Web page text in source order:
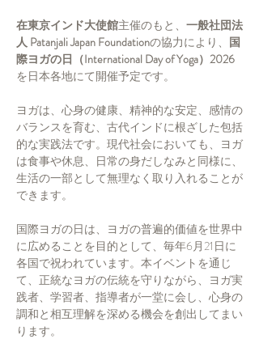
在東京インド大使館主催のもと、 一般社団法
人 Patanjali Japan Foundationの協力により、 国
際ヨガの日（International Day of Yoga）2026
を日本各地にて開催予定です。
ヨガは、心身の健康、精神的な安定、感情の
バランスを育む、古代インドに根ざした包括
的な実践法です。現代社会においても、ヨガ
は食事や休息、日常の身だしなみと同様に、
生活の一部として無理なく取り入れることが
できます。
国際ヨガの日は、ヨガの普遍的価値を世界中
に広めることを目的として、毎年6月21日に
各国で祝われています。本イベントを通じ
て、正統なヨガの伝統を守りながら、ヨガ実
践者、学習者、指導者が一堂に会し、心身の
調和と相互理解を深める機会を創出してまい
ります。